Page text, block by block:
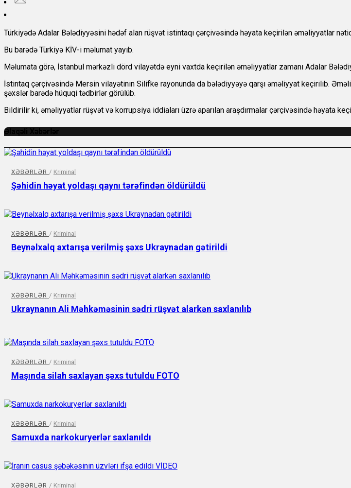
Türkiyədə Adalar Bələdiyyəsini hədəf alan rüşvət istintaqı çərçivəsində həyata keçirilən əməliyyatlar
Bu barədə Türkiyə KİV-i məlumat yayıb.
Məlumata görə, İstanbul mərkəzli dörd vilayətdə eyni vaxtda keçirilən əməliyyatlar zamanı Adalar
İstintaq çərçivəsində Mersin vilayətinin Silifke rayonunda da bələdiyyəyə qarşı əməliyyat keçirilib.
şəxslər barədə hüquqi tədbirlər görülüb.
Bildirilir ki, əməliyyatlar rüşvət və korrupsiya iddiaları üzrə aparılan araşdırmalar çərçivəsində həyata
Əlaqəli Xəbərlər
XƏBƏRLƏR / Kriminal
Şəhidin həyat yoldaşı qaynı tərəfindən öldürüldü
XƏBƏRLƏR / Kriminal
Beynəlxalq axtarışa verilmiş şəxs Ukraynadan gətirildi
XƏBƏRLƏR / Kriminal
Ukraynanın Ali Məhkəməsinin sədri rüşvət alarkən saxlanılıb
XƏBƏRLƏR / Kriminal
Maşında silah saxlayan şəxs tutuldu FOTO
XƏBƏRLƏR / Kriminal
Samuxda narkokuryerlər saxlanıldı
XƏBƏRLƏR / Kriminal